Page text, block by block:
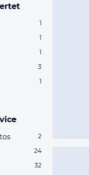
1
1
1
3
1
2
24
32